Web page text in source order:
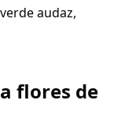
audaz,
flores de